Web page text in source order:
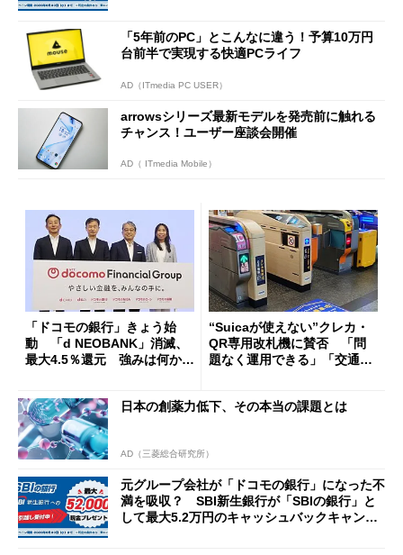
「5年前のPC」とこんなに違う！予算10万円
台前半で実現する快適PCライフ
AD（ITmedia PC USER）
arrowsシリーズ最新モデルを発売前に触れる
チャンス！ユーザー座談会開催
AD（ ITmedia Mobile）
「ドコモの銀行」きょう始
動 「d NEOBANK」消滅、
最大4.5％還元 強みは何か解
“Suicaが使えない”クレカ・
QR専用改札機に賛否 「問
題なく運用できる」「交通系I
日本の創薬力低下、その本当の課題とは
AD（三菱総合研究所）
元グループ会社が「ドコモの銀行」になった不
満を吸収？ SBI新生銀行が「SBIの銀行」と
して最大5.2万円のキャッシュバックキャンペ